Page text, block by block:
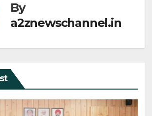
By
a2znewschannel.in